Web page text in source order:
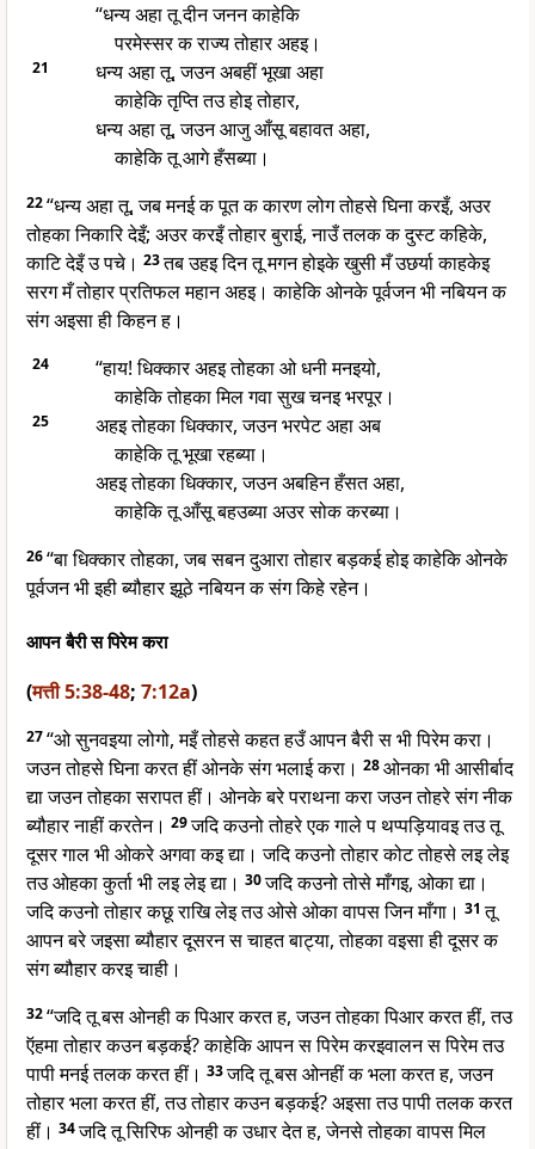
“धन्य अहा तू दीन जनन काहेकि
परमेस्सर क राज्य तोहार अहइ।
21
धन्य अहा तू, जउन अबहीं भूखा अहा
काहेकि तृप्ति तउ होइ तोहार,
धन्य अहा तू, जउन आजु आँसू बहावत अहा,
काहेकि तू आगे हँसब्या।
22“धन्य अहा तू, जब मनई क पूत क कारण लोग तोहसे घिना करइँ, अउर
तोहका निकारि देइँ; अउर करइँ तोहार बुराई, नाउँ तलक क दुस्ट कहिके,
काटि देइँ उ पचे। 23तब उहइ दिन तू मगन होइके खुसी मँ उछर्या काहकेइ
सरग मँ तोहार प्रतिफल महान अहइ। काहेकि ओनके पूर्वजन भी नबियन क
संग अइसा ही किहन ह।
24
“हाय! धिक्कार अहइ तोहका ओ धनी मनइयो,
काहेकि तोहका मिल गवा सुख चनइ भरपूर।
25
अहइ तोहका धिक्कार, जउन भरपेट अहा अब
काहेकि तू भूखा रहब्या।
अहइ तोहका धिक्कार, जउन अबहिन हँसत अहा,
काहेकि तू आँसू बहउब्या अउर सोक करब्या।
26“बा धिक्कार तोहका, जब सबन दुआरा तोहार बड़कई होइ काहेकि ओनके
पूर्वजन भी इही ब्यौहार झूठे नबियन क संग किहे रहेन।
आपन बैरी स पिरेम करा
(मत्ती 5:38-48; 7:12a)
27“ओ सुनवइया लोगो, मइँ तोहसे कहत हउँ आपन बैरी स भी पिरेम करा।
जउन तोहसे घिना करत हीं ओनके संग भलाई करा। 28ओनका भी आसीर्बाद
द्या जउन तोहका सरापत हीं। ओनके बरे पराथना करा जउन तोहरे संग नीक
ब्यौहार नाहीं करतेन। 29जदि कउनो तोहरे एक गाले प थप्पड़ियावइ तउ तू
दूसर गाल भी ओकरे अगवा कइ द्या। जदि कउनो तोहार कोट तोहसे लइ लेइ
तउ ओहका कुर्ता भी लइ लेइ द्या। 30जदि कउनो तोसे माँगइ, ओका द्या।
जदि कउनो तोहार कछू राखि लेइ तउ ओसे ओका वापस जिन माँगा। 31तू
आपन बरे जइसा ब्यौहार दूसरन स चाहत बाट्या, तोहका वइसा ही दूसर क
संग ब्यौहार करइ चाही।
32“जदि तू बस ओनही क पिआर करत ह, जउन तोहका पिआर करत हीं, तउ
ऍहमा तोहार कउन बड़कई? काहेकि आपन स पिरेम करइवालन स पिरेम तउ
पापी मनई तलक करत हीं। 33जदि तू बस ओनहीं क भला करत ह, जउन
तोहार भला करत हीं, तउ तोहार कउन बड़कई? अइसा तउ पापी तलक करत
हीं। 34जदि तू सिरिफ ओनही क उधार देत ह, जेनसे तोहका वापस मिल